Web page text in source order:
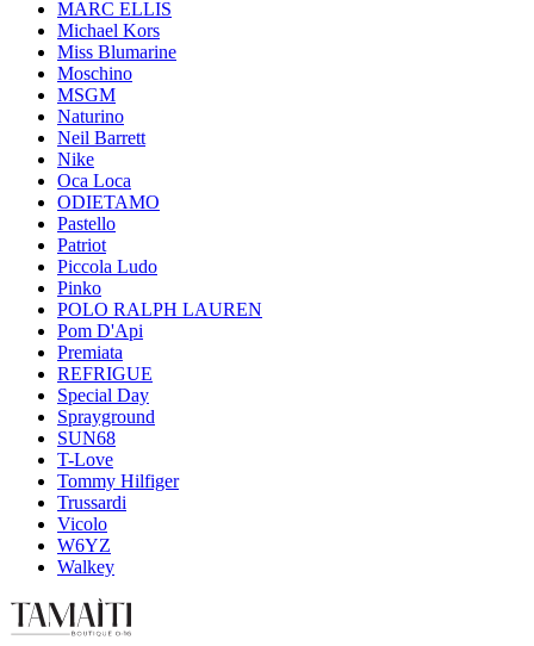
MARC ELLIS
Michael Kors
Miss Blumarine
Moschino
MSGM
Naturino
Neil Barrett
Nike
Oca Loca
ODIETAMO
Pastello
Patriot
Piccola Ludo
Pinko
POLO RALPH LAUREN
Pom D'Api
Premiata
REFRIGUE
Special Day
Sprayground
SUN68
T-Love
Tommy Hilfiger
Trussardi
Vicolo
W6YZ
Walkey